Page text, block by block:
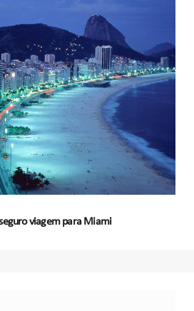
viagem para Miami